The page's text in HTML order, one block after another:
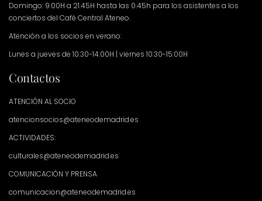
Domingo: 9.00H a 21.45H hasta las 0.45h para los asistentes a los
conciertos del Café Central Ateneo.
Atención a los socios en verano:
Lunes a jueves de 10:30-14:00H | viernes 10:30-15:00H
Contactos
ATENCIÓN AL SOCIO
atencionsocios@ateneodemadrid.es
ACTIVIDADES:
culturales@ateneodemadrid.es
COMUNICACIÓN Y PRENSA
comunicacion@ateneodemadrid.es